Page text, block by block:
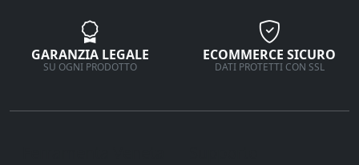
GARANZIA LEGALE
SU OGNI PRODOTTO
ECOMMERCE SICURO
DATI PROTETTI CON SSL